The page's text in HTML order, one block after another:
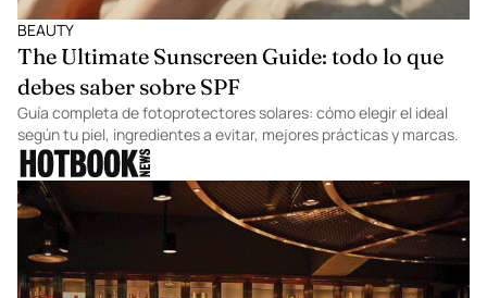
BEAUTY
The Ultimate Sunscreen Guide: todo lo que
debes saber sobre SPF
Guía completa de fotoprotectores solares: cómo elegir el ideal
según tu piel, ingredientes a evitar, mejores prácticas y marcas.